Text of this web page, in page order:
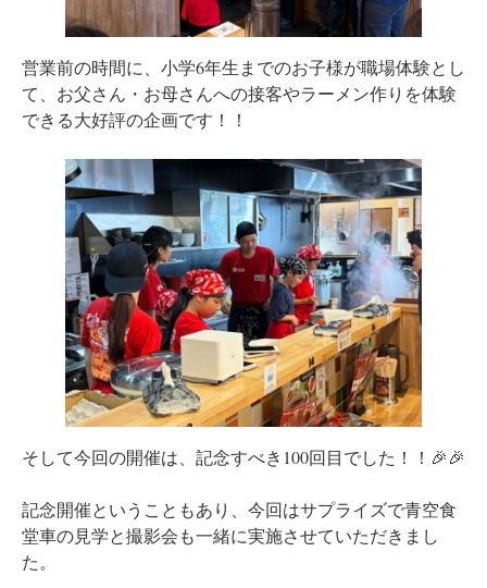
営業前の時間に、小学6年生までのお子様が職場体験とし
て、お父さん・お母さんへの接客やラーメン作りを体験
できる大好評の企画です！！
そして今回の開催は、記念すべき100回目でした！！🎉🎉
記念開催ということもあり、今回はサプライズで青空食
堂車の見学と撮影会も一緒に実施させていただきまし
た。